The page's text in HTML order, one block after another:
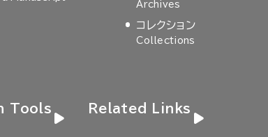
Archives
コレクション
Collections
Tools Related Links